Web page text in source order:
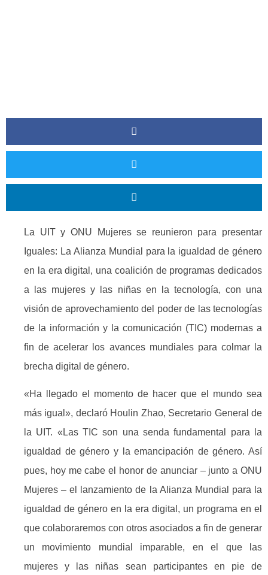
La UIT y ONU Mujeres se reunieron para presentar
Iguales: La Alianza Mundial para la igualdad de género
en la era digital, una coalición de programas dedicados
a las mujeres y las niñas en la tecnología, con una
visión de aprovechamiento del poder de las tecnologías
de la información y la comunicación (TIC) modernas a
fin de acelerar los avances mundiales para colmar la
brecha digital de género.
«Ha llegado el momento de hacer que el mundo sea
más igual», declaró Houlin Zhao, Secretario General de
la UIT. «Las TIC son una senda fundamental para la
igualdad de género y la emancipación de género. Así
pues, hoy me cabe el honor de anunciar – junto a ONU
Mujeres – el lanzamiento de la Alianza Mundial para la
igualdad de género en la era digital, un programa en el
que colaboraremos con otros asociados a fin de generar
un movimiento mundial imparable, en el que las
mujeres y las niñas sean participantes en pie de